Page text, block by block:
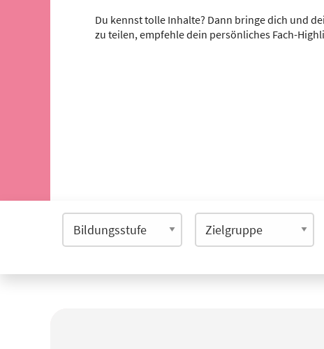
Du kennst tolle Inhalte? Dann bringe dich und
zu teilen, empfehle dein persönliches Fach-